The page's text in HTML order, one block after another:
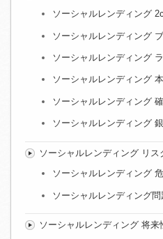
ソーシャルレンディング
ソーシャルレンディング
ソーシャルレンディング
ソーシャルレンディング 本
ソーシャルレンディング
ソーシャルレンディング
ソーシャルレンディング リス
ソーシャルレンディング
ソーシャルレンディング問
ソーシャルレンディング 将来